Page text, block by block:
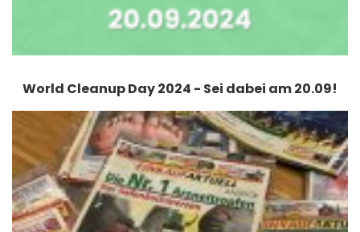
World Cleanup Day 2024 - Sei dabei am 20.09!